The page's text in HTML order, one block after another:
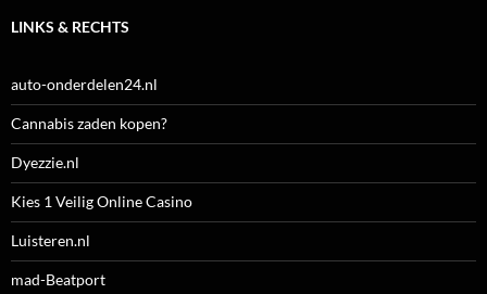
LINKS & RECHTS
auto-onderdelen24.nl
Cannabis zaden kopen?
Dyezzie.nl
Kies 1 Veilig Online Casino
Luisteren.nl
mad-Beatport